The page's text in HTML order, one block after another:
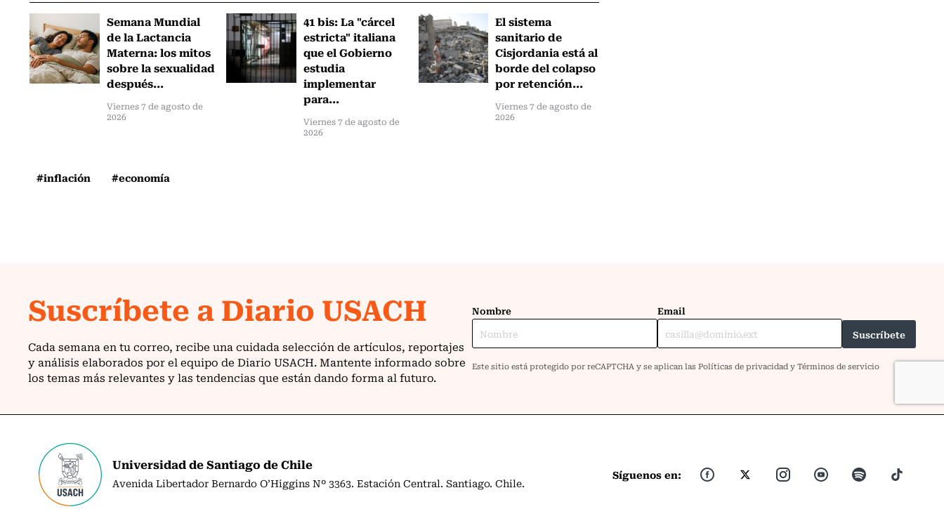
Semana Mundial
de la Lactancia
Materna: los mitos
sobre la sexualidad
después...
Viernes 7 de agosto de
2026
41 bis: La "cárcel
estricta" italiana
que el Gobierno
estudia
implementar
para...
Viernes 7 de agosto de
2026
El sistema
sanitario de
Cisjordania está al
borde del colapso
por retención...
Viernes 7 de agosto de
2026
#inflación #economía
Universidad de Santiago de Chile
Avenida Libertador Bernardo O’Higgins Nº 3363. Estación Central. Santiago. Chile.
Síguenos en: